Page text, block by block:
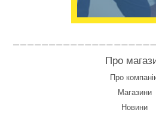
Про
Про
Магазини
Новини